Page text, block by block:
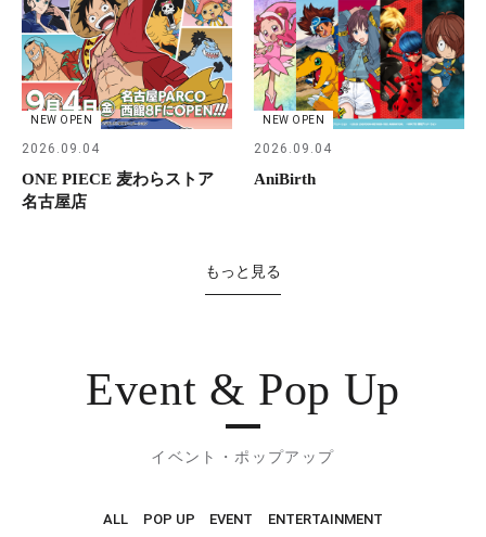
NEW OPEN
2026.09.04
ONE PIECE 麦わらストア
名古屋店
NEW OPEN
2026.09.04
AniBirth
もっと見る
Event & Pop Up
イベント・ポップアップ
ALL POP UP EVENT ENTERTAINMENT